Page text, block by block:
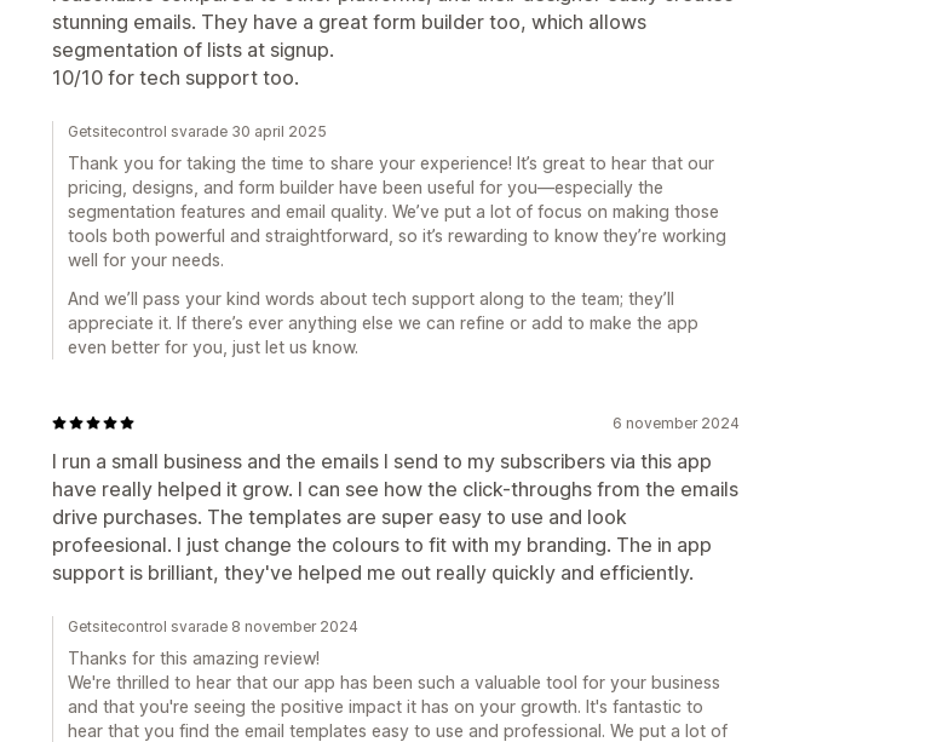
stunning emails. They have a great form builder too, which allows
segmentation of lists at signup.
10/10 for tech support too.
Getsitecontrol svarade 30 april 2025
Thank you for taking the time to share your experience! It’s great to hear that our
pricing, designs, and form builder have been useful for you—especially the
segmentation features and email quality. We’ve put a lot of focus on making those
tools both powerful and straightforward, so it’s rewarding to know they’re working
well for your needs.
And we’ll pass your kind words about tech support along to the team; they’ll
appreciate it. If there’s ever anything else we can refine or add to make the app
even better for you, just let us know.
6 november 2024
I run a small business and the emails I send to my subscribers via this app
have really helped it grow. I can see how the click-throughs from the emails
drive purchases. The templates are super easy to use and look
profeesional. I just change the colours to fit with my branding. The in app
support is brilliant, they've helped me out really quickly and efficiently.
Getsitecontrol svarade 8 november 2024
Thanks for this amazing review!
We're thrilled to hear that our app has been such a valuable tool for your business
and that you're seeing the positive impact it has on your growth. It's fantastic to
hear that you find the email templates easy to use and professional. We put a lot of